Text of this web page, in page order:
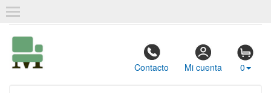
Contacto Mi cuenta 0